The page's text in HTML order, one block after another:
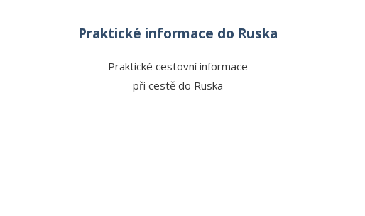
Praktické informace do Ruska
Praktické cestovní informace
při cestě do Ruska